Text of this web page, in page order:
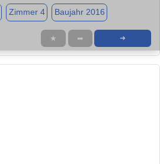
Zimmer 4 Baujahr 2016
★ ➦ ➜